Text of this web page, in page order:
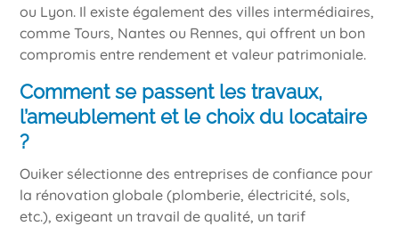
ou Lyon. Il existe également des villes intermédiaires,
comme Tours, Nantes ou Rennes, qui offrent un bon
compromis entre rendement et valeur patrimoniale.
Comment se passent les travaux,
l’ameublement et le choix du locataire
?
Ouiker sélectionne des entreprises de confiance pour
la rénovation globale (plomberie, électricité, sols,
etc.), exigeant un travail de qualité, un tarif